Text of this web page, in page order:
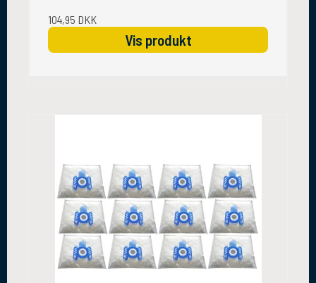
104,95 DKK
Vis produkt